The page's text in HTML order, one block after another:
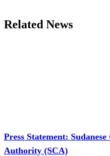
Related News
Press Statement:
Authority (SCA)